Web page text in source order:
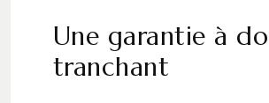
Une garantie à
tranchant